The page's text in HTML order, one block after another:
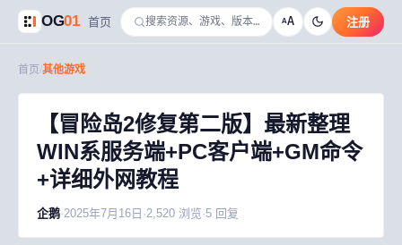
OG01 首页 AA 注册
首页 其他游戏
【冒险岛2修复第二版】最新整理
WIN系服务端+PC客户端+GM命令
+详细外网教程
企鹅·2025年7月16日 ·2,520 浏览·5 回复